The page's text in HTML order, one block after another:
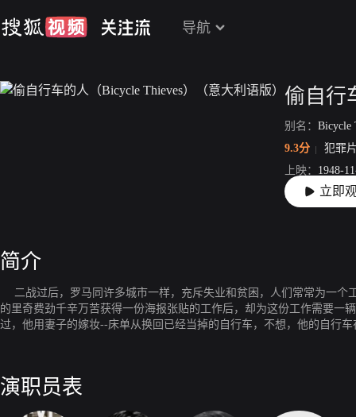
导航
别名： Bicycle
9.3分
犯罪
上映： 1948-
片长： 89分27
立即
简介
的里奇费劲千辛万苦获得一份海报张贴的工作后，却为这份工作需要一
过，他用妻子的嫁妆--床单从换回已经当掉的自行车，不想，他的自行
演职员表